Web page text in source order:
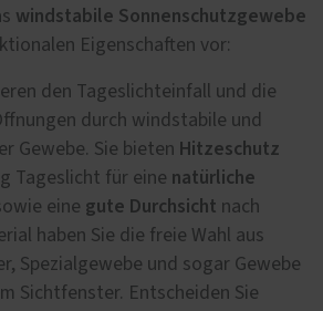
windstabile Sonnenschutzgewebe
Eigenschaften vor:
den Tageslichteinfall und die
durch windstabile und
Gewebe. Sie bieten Hitzeschutz
Tageslicht für eine natürliche
eine gute Durchsicht nach
haben Sie die freie Wahl aus
Spezialgewebe und sogar Gewebe
Sichtfenster. Entscheiden Sie